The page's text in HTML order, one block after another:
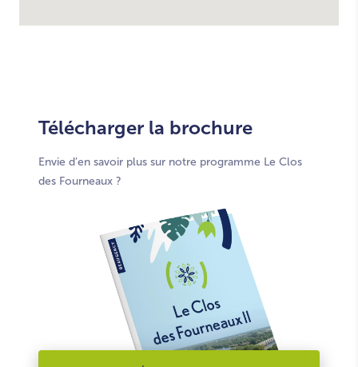
Télécharger la brochure
Envie d’en savoir plus sur notre programme Le Clos
des Fourneaux ?